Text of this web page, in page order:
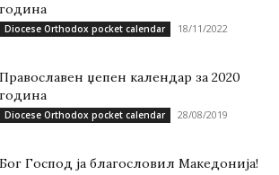
година
Diocese Orthodox pocket calendar 18/11/2022
Православен џепен календар за 2020
година
Diocese Orthodox pocket calendar 28/08/2019
Бог Господ ја благословил Македонија!